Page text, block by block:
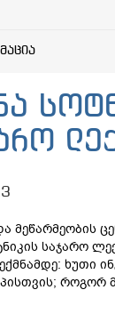
მეწარმეობის
საჯარო
ხუთი
როგორ